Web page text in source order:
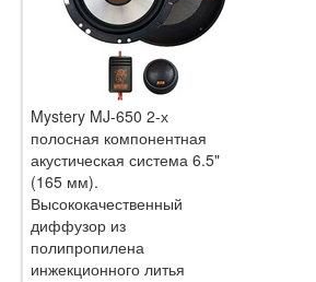
Mystery MJ-650 2-х
полосная компонентная
акустическая система 6.5"
(165 мм).
Высококачественный
диффузор из
полипропилена
инжекционного литья